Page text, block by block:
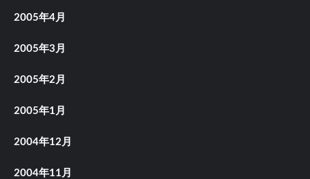
2005年4月
2005年3月
2005年2月
2005年1月
2004年12月
2004年11月